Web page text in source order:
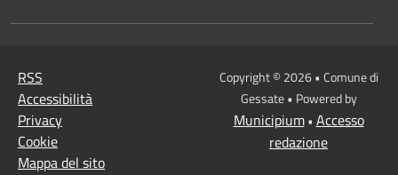
RSS
Accessibilità
Privacy
Cookie
Mappa del sito
Copyright © 2026 • Comune di
Gessate • Powered by
Municipium• Accesso
redazione